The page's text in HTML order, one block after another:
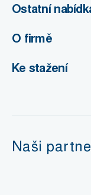
Ostatní
O firmě
Ke stažení
Naši